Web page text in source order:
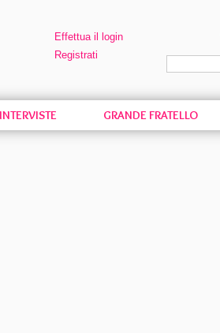
Effettua il login
Registrati
INTERVISTE GRANDE FRATELLO